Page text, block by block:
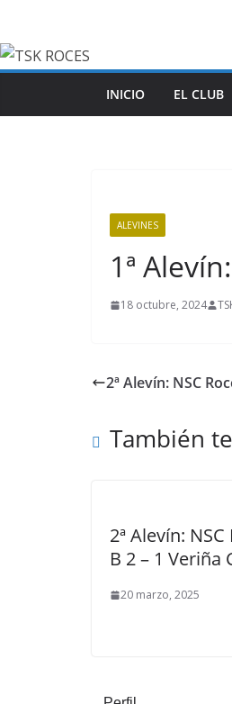
contenido
INICIO EL CLUB
ALEVINES
1ª
18 octubre, 2024
2ª Alevín: NSC
También
2ª Alevín: NSC
B 2 – 1 Veriña
20 marzo, 2025